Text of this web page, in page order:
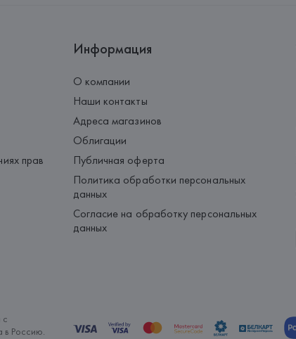
прав
Информация
О компании
Наши контакты
Адреса магазинов
Облигации
Публичная оферта
Политика обработки персональных
данных
Согласие на обработку персональных
данных
с
в Россию.